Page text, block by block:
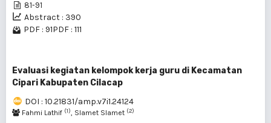
81-91
Abstract : 390
PDF : 91PDF : 111
Evaluasi kegiatan kelompok kerja guru di Kecamatan
Cipari Kabupaten Cilacap
DOI : 10.21831/amp.v7i1.24124
Fahmi Lathif (1), Slamet Slamet (2)